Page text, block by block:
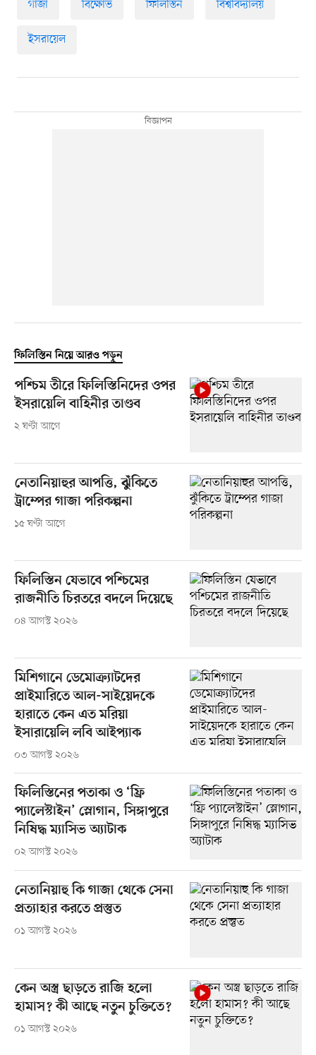
গাজা বিক্ষোভ ফিলিস্তিন বিশ্ববিদ্যালয়
ইসরায়েল
ফিলিস্তিন নিয়ে আরও পড়ুন
পশ্চিম তীরে ফিলিস্তিনিদের ওপর
ইসরায়েলি বাহিনীর তাণ্ডব
২ ঘণ্টা আগে
নেতানিয়াহুর আপত্তি, ঝুঁকিতে
ট্রাম্পের গাজা পরিকল্পনা
১৫ ঘণ্টা আগে
ফিলিস্তিন যেভাবে পশ্চিমের
রাজনীতি চিরতরে বদলে দিয়েছে
০৪ আগস্ট ২০২৬
মিশিগানে ডেমোক্র্যাটদের
প্রাইমারিতে আল-সাইয়েদকে
হারাতে কেন এত মরিয়া
ইসারায়েলি লবি আইপ্যাক
০৩ আগস্ট ২০২৬
ফিলিস্তিনের পতাকা ও ‘ফ্রি
প্যালেস্টাইন’ স্লোগান, সিঙ্গাপুরে
নিষিদ্ধ ম্যাসিভ অ্যাটাক
০২ আগস্ট ২০২৬
নেতানিয়াহু কি গাজা থেকে সেনা
প্রত্যাহার করতে প্রস্তুত
০১ আগস্ট ২০২৬
কেন অস্ত্র ছাড়তে রাজি হলো
হামাস? কী আছে নতুন চুক্তিতে?
০১ আগস্ট ২০২৬